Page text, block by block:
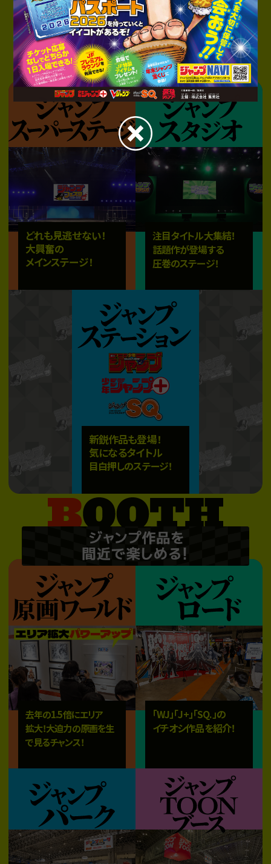
2025.12.17
ジャンプフェスタ2026 ジャンプキャラクターズスト
ア特設サイト
申込受付開始しました。
2025.12.16
午後入場チケット先着応募受付終了
午後入場チケット先着応募は定員に達したため応募受付を終了しまし
た。
たくさんのご応募ありがとうございました。
どれも見逃せない！
大興奮の
メインステージ！
注目タイトル大集結！
話題作が登場する
圧巻のステージ！
新鋭作品も登場！
気になるタイトル
目白押しのステージ！
去年の1.5倍にエリア
拡大！大迫力の原画を生
で見るチャンス！
「WJ」「J+」「SQ.」の
イチオシ作品を紹介！